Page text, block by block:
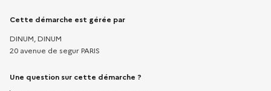
Informations sur la démarche
Cette démarche est gérée par
DINUM, DINUM
20 avenue de segur PARIS
Une question sur cette démarche ?